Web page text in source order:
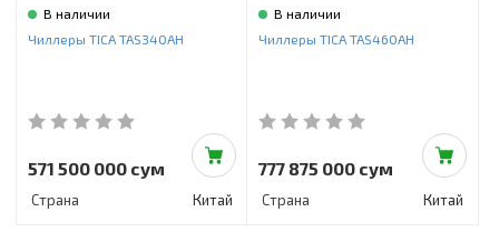
В наличии
Чиллеры TICA TAS340AH
571 500 000 сум
Страна Китай
В наличии
Чиллеры TICA TAS460AH
777 875 000 сум
Страна Китай